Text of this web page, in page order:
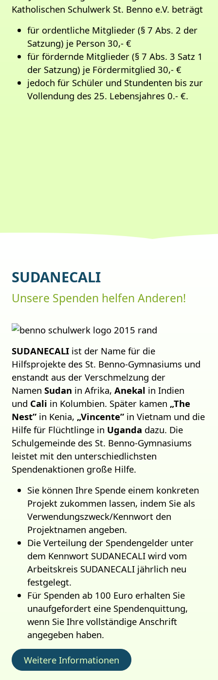
Katholischen Schulwerk St. Benno e.V. beträgt
für ordentliche Mitglieder (§ 7 Abs. 2 der
Satzung) je Person 30,- €
für fördernde Mitglieder (§ 7 Abs. 3 Satz 1
der Satzung) je Fördermitglied 30,- €
jedoch für Schüler und Stundenten bis zur
Vollendung des 25. Lebensjahres 0.- €.
SUDANECALI
Unsere Spenden helfen Anderen!
SUDANECALI ist der Name für die
Hilfsprojekte des St. Benno-Gymnasiums und
enstandt aus der Verschmelzung der
Namen Sudan in Afrika, Anekal in Indien
und Cali in Kolumbien. Später kamen „The
Nest” in Kenia, „Vincente” in Vietnam und die
Hilfe für Flüchtlinge in Uganda dazu. Die
Schulgemeinde des St. Benno-Gymnasiums
leistet mit den unterschiedlichsten
Spendenaktionen große Hilfe.
Sie können Ihre Spende einem konkreten
Projekt zukommen lassen, indem Sie als
Verwendungszweck/Kennwort den
Projektnamen angeben.
Die Verteilung der Spendengelder unter
dem Kennwort SUDANECALI wird vom
Arbeitskreis SUDANECALI jährlich neu
festgelegt.
Für Spenden ab 100 Euro erhalten Sie
unaufge­fordert eine Spendenquittung,
wenn Sie Ihre vollständige Anschrift
angegeben haben.
Weitere Informationen